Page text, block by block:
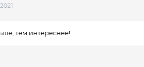
тем интереснее!